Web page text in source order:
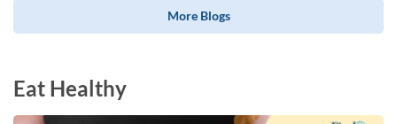
More Blogs
Eat Healthy